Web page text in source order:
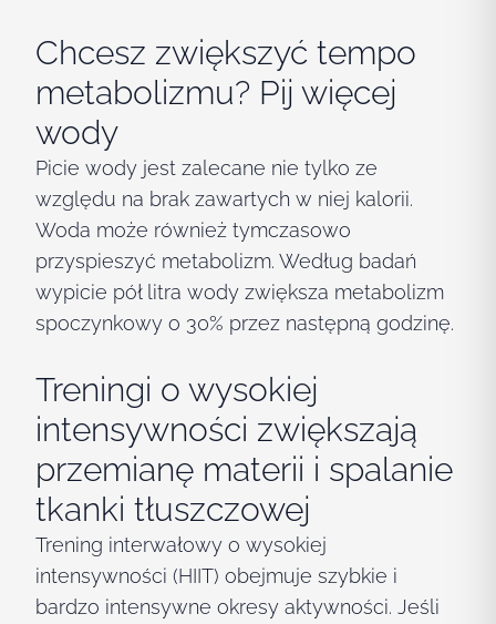
Chcesz zwiększyć tempo
metabolizmu? Pij więcej
wody
Picie wody jest zalecane nie tylko ze
względu na brak zawartych w niej kalorii.
Woda może również tymczasowo
przyspieszyć metabolizm. Według badań
wypicie pół litra wody zwiększa metabolizm
spoczynkowy o 30% przez następną godzinę.
Treningi o wysokiej
intensywności zwiększają
przemianę materii i spalanie
tkanki tłuszczowej
Trening interwałowy o wysokiej
intensywności (HIIT) obejmuje szybkie i
bardzo intensywne okresy aktywności. Jeśli